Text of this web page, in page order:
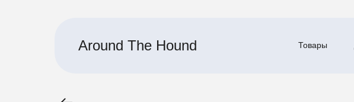
Around The Hound Товары